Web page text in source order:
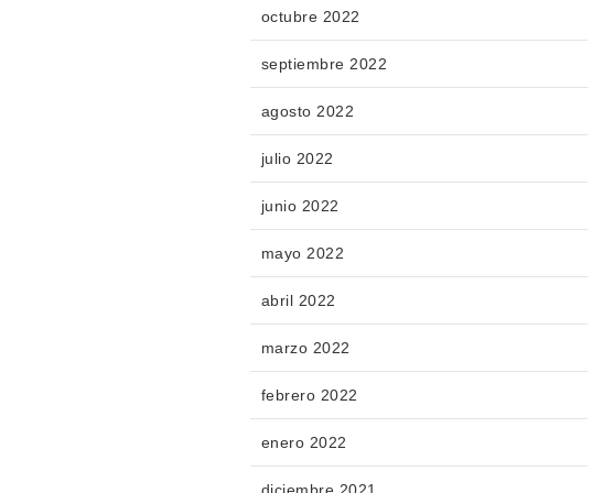
octubre 2022
septiembre 2022
agosto 2022
julio 2022
junio 2022
mayo 2022
abril 2022
marzo 2022
febrero 2022
enero 2022